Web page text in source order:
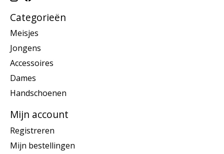
Categorieën
Meisjes
Jongens
Accessoires
Dames
Handschoenen
Mijn account
Registreren
Mijn bestellingen